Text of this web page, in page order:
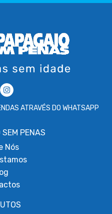
ATRAVÉS DO WHATSAPP
PENAS
Nós